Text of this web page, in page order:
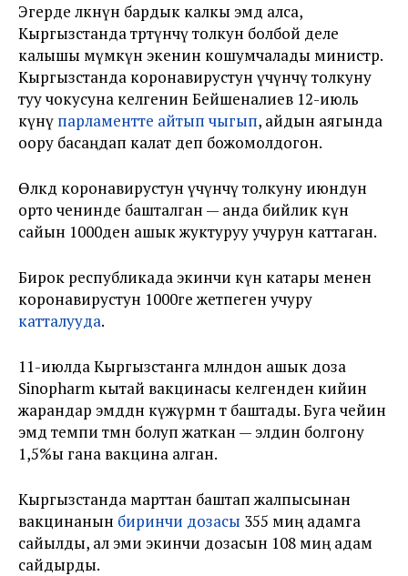
Эгерде өлкөнүн бардык калкы эмдөө алса,
Кыргызстанда төртүнчү толкун болбой деле
калышы мүмкүн экенин кошумчалады министр.
Кыргызстанда коронавирустун үчүнчү толкуну
туу чокусуна келгенин Бейшеналиев 12-июль
күнү парламентте айтып чыгып, айдын аягында
оору басаңдап калат деп божомолдогон.
Өлкөдө коронавирустун үчүнчү толкуну июндун
орто ченинде башталган — анда бийлик күн
сайын 1000ден ашык жуктуруу учурун каттаган.
Бирок республикада экинчи күн катары менен
коронавирустун 1000ге жетпеген учуру
катталууда.
11-июлда Кыргызстанга млндон ашык доза
Sinopharm кытай вакцинасы келгенден кийин
жарандар эмдөөдөн күжүрмөн өтө баштады. Буга чейин
эмдөө темпи төмөн болуп жаткан — элдин болгону
1,5%ы гана вакцина алган.
Кыргызстанда марттан баштап жалпысынан
вакцинанын биринчи дозасы 355 миң адамга
сайылды, ал эми экинчи дозасын 108 миң адам
сайдырды.